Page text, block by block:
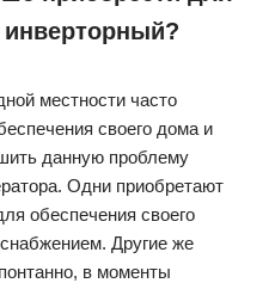
местности часто
своего дома и
данную проблему
Одни приобретают
обеспечения своего
Другие же
в моменты